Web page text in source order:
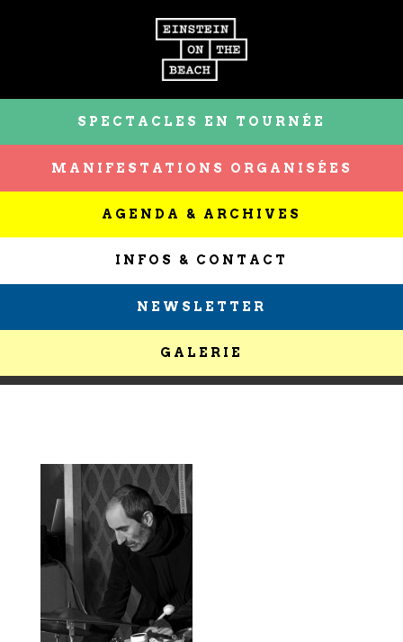
SPECTACLES EN TOURNÉE
MANIFESTATIONS ORGANISÉES
AGENDA & ARCHIVES
INFOS & CONTACT
NEWSLETTER
GALERIE